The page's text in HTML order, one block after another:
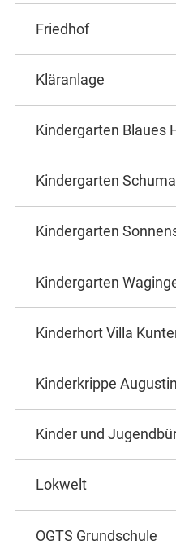
Friedhof
Kläranlage
Kindergarten Blaues
Kindergarten
Kindergarten
Kindergarten
Kinderhort Villa
Kinderkrippe
Kinder und
Lokwelt
OGTS Grundschule